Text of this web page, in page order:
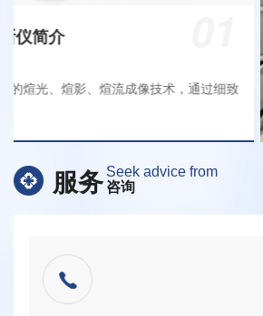
E10四维超声诊断仪简介
GE-E10彩超具有成熟的煊光、煊影、煊
服务 Seek advice from
咨询